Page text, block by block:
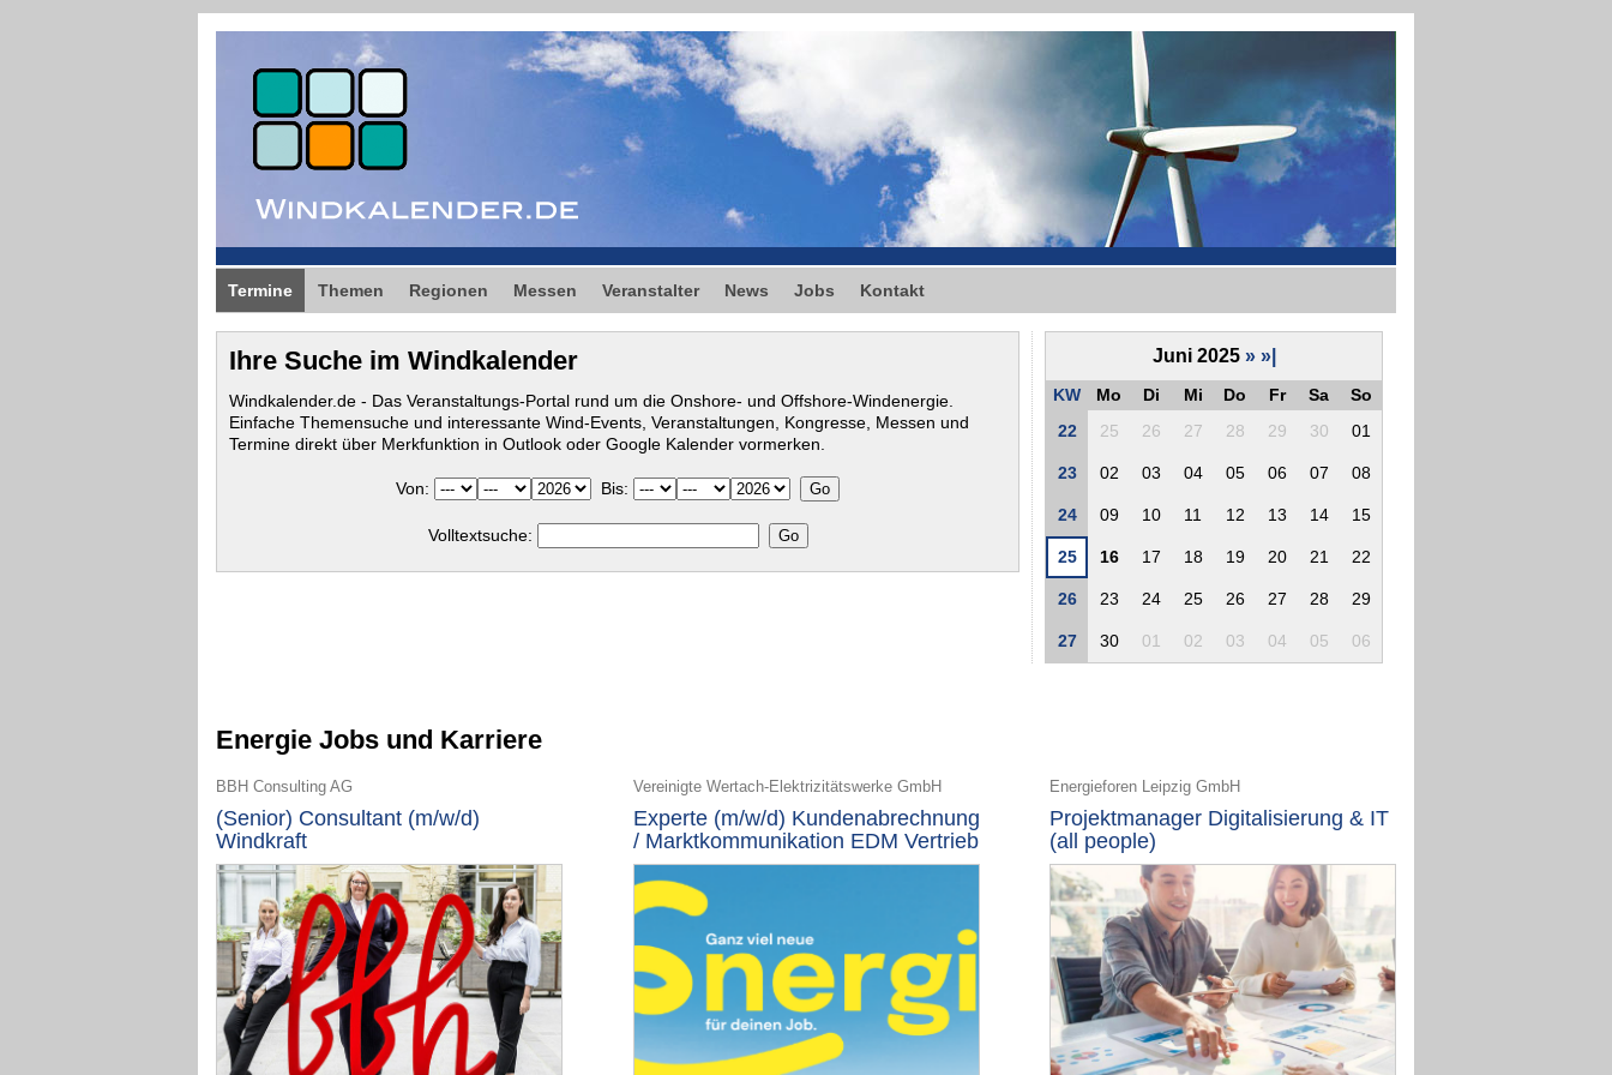
Termine Themen Regionen Messen Veranstalter News Jobs Kontakt
Ihre Suche im Windkalender
Windkalender.de - Das Veranstaltungs-Portal rund um die Onshore- und Offshore-Windenergie.
Einfache Themensuche und interessante Wind-Events, Veranstaltungen, Kongresse, Messen und
Termine direkt über Merkfunktion in Outlook oder Google Kalender vormerken.
Von: Bis:
Volltextsuche:
Juni 2025 » »|
KW Mo Di Mi Do Fr Sa
So
22
25 26 27 28 29 30 01
23 02 03 04 05 06 07 08
24 09 10 11 12 13 14 15
25 16 17 18 19 20 21 22
26 23 24 25 26 27 28 29
27 30 01 02 03 04 05 06
Energie Jobs und Karriere
BBH Consulting AG
(Senior) Consultant (m/w/d)
Windkraft
Vereinigte Wertach-Elektrizitätswerke GmbH
Experte (m/w/d) Kundenabrechnung
/ Marktkommunikation EDM Vertrieb
Energieforen Leipzig GmbH
Projektmanager Digitalisierung & IT
(all people)